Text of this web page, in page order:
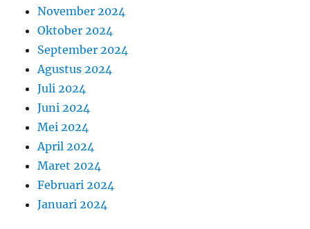
November 2024
Oktober 2024
September 2024
Agustus 2024
Juli 2024
Juni 2024
Mei 2024
April 2024
Maret 2024
Februari 2024
Januari 2024